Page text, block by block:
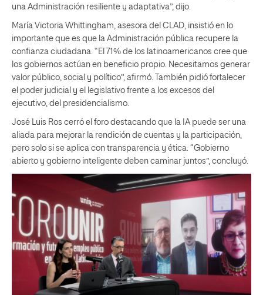
una Administración resiliente y adaptativa”, dijo.
María Victoria Whittingham, asesora del CLAD, insistió en lo
importante que es que la Administración pública recupere la
confianza ciudadana. “El 71% de los latinoamericanos cree que
los gobiernos actúan en beneficio propio. Necesitamos generar
valor público, social y político”, afirmó. También pidió fortalecer
el poder judicial y el legislativo frente a los excesos del
ejecutivo, del presidencialismo.
José Luis Ros cerró el foro destacando que la IA puede ser una
aliada para mejorar la rendición de cuentas y la participación,
pero solo si se aplica con transparencia y ética. “Gobierno
abierto y gobierno inteligente deben caminar juntos”, concluyó.